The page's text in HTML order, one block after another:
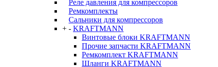
Реле давления для компрессоров
Ремкомплекты
Сальники для компрессоров
+ - KRAFTMANN
Винтовые блоки KRAFTMANN
Прочие запчасти KRAFTMANN
Ремкомплект KRAFTMANN
Шланги KRAFTMANN